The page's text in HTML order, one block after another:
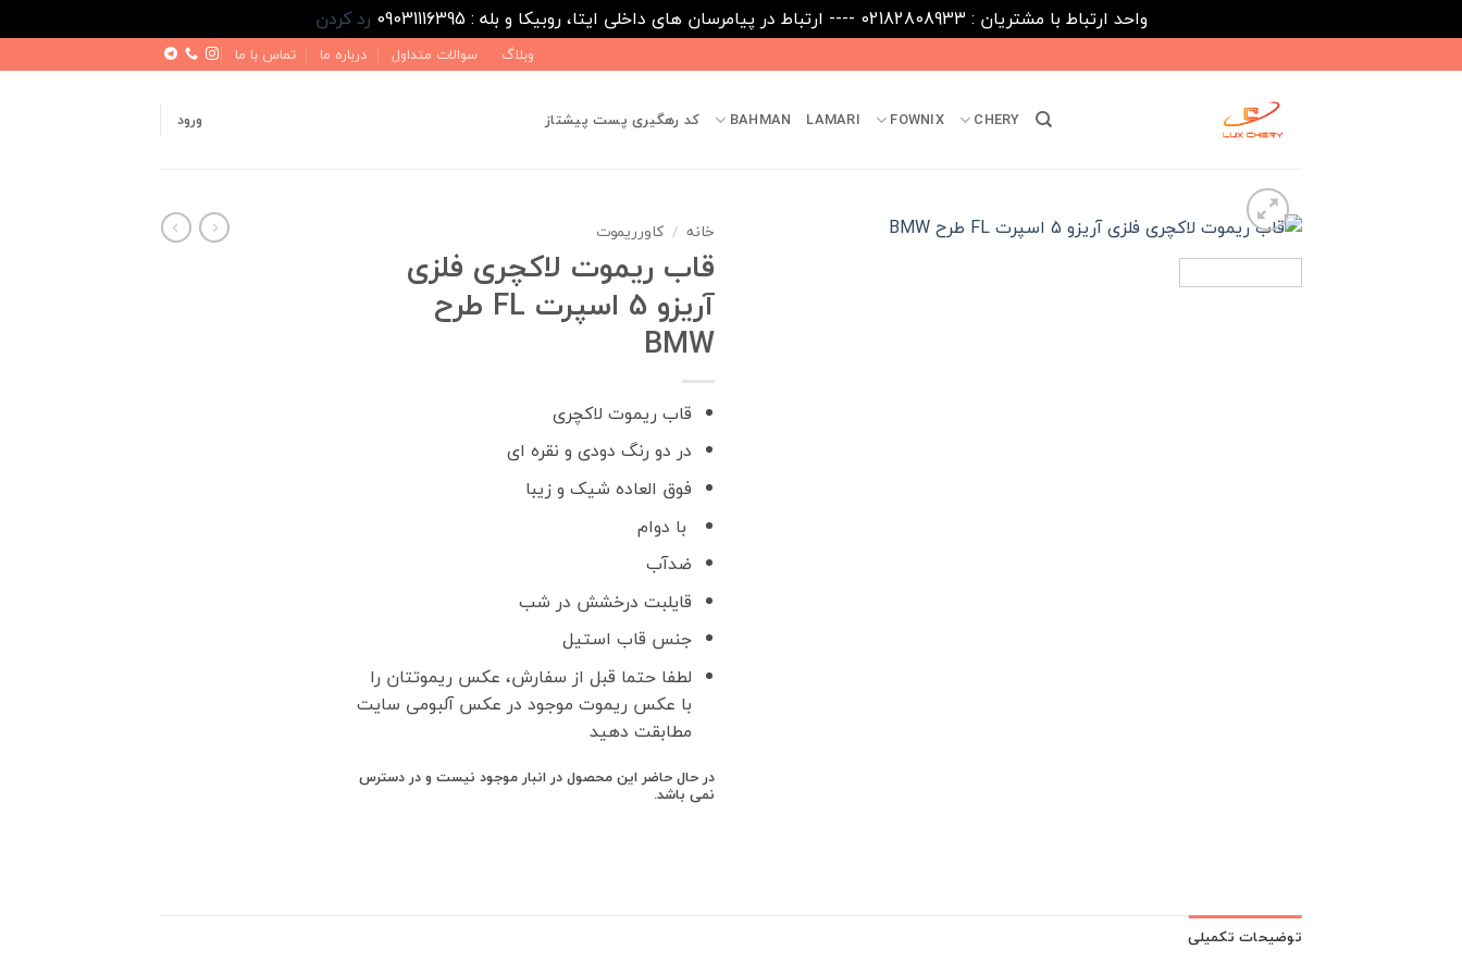
واحد ارتباط با مشتریان : 02182808933 ---- ارتباط در پیامرسان های داخلی ایتا، روبیکا و بله : 09031116395
رد کردن
to
وبلاگ سوالات متداول درباره ما تماس با ما
CHERY
FOWNIX
LAMARI
BAHMAN کد رهگیری پست پیشتاز ورود
خانه / کاورریموت
قاب ریموت لاکچری فلزی
آریزو 5 اسپرت FL طرح
BMW
قاب ریموت لاکچری
در دو رنگ دودی و نقره ای
فوق العاده شیک و زیبا
با دوام
ضدآب
قایلبت درخشش در شب
جنس قاب استیل
لطفا حتما قبل از سفارش، عکس ریموتتان را
با عکس ریموت موجود در عکس آلبومی سایت
مطابقت دهید
در حال حاضر این محصول در انبار موجود نیست و در دسترس
نمی باشد.
توضیحات تکمیلی